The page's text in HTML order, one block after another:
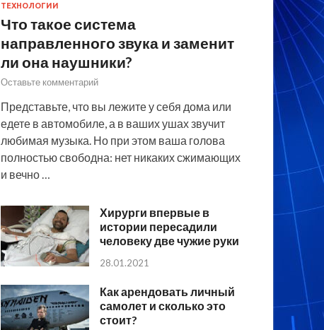
ТЕХНОЛОГИИ
Что такое система
направленного звука и заменит
ли она наушники?
Оставьте комментарий
Представьте, что вы лежите у себя дома или
едете в автомобиле, а в ваших ушах звучит
любимая музыка. Но при этом ваша голова
полностью свободна: нет никаких сжимающих
и вечно …
Хирурги впервые в
истории пересадили
человеку две чужие руки
28.01.2021
Как арендовать личный
самолет и сколько это
стоит?